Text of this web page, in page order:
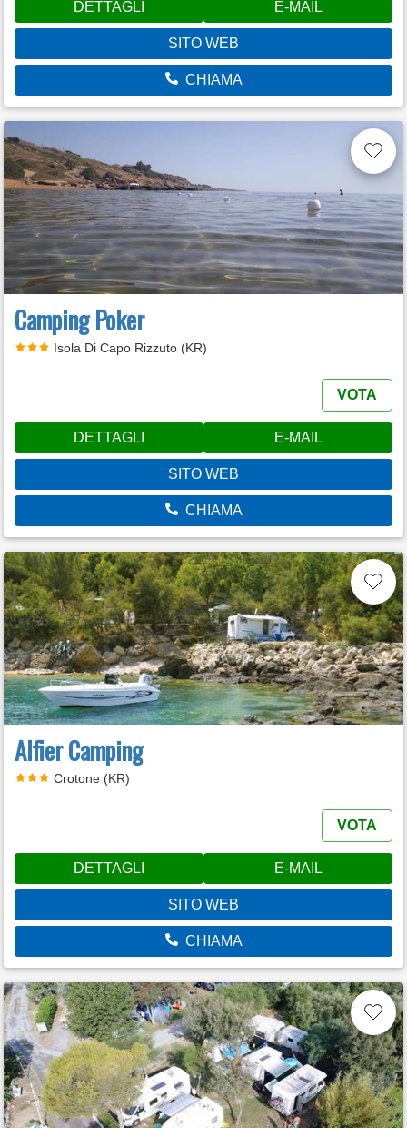
DETTAGLI E-MAIL
SITO WEB
CHIAMA
Camping Poker
Isola Di Capo Rizzuto (KR)
VOTA
DETTAGLI E-MAIL
SITO WEB
CHIAMA
Alfier Camping
Crotone (KR)
VOTA
DETTAGLI E-MAIL
SITO WEB
CHIAMA